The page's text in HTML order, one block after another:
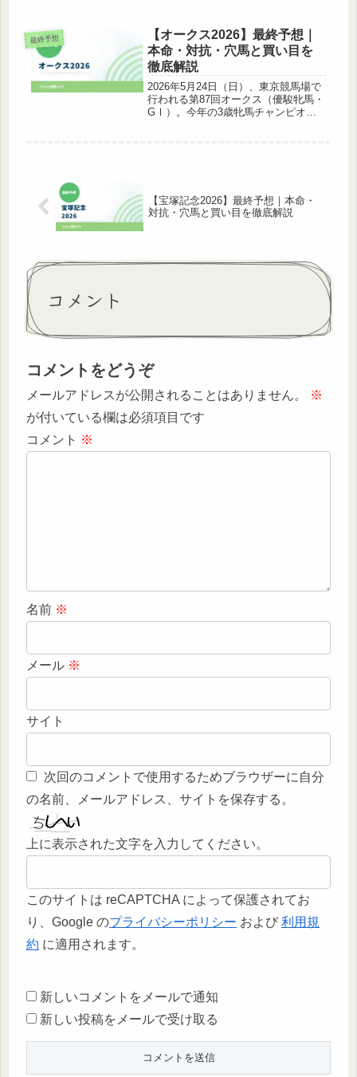
イショウタバル、有馬記念覇者ミュー
ジアムマイルら18頭の...
最終予想
【オークス2026】最終予想｜
本命・対抗・穴馬と買い目を
徹底解説
2026年5月24日（日）、東京競馬場で
行われる第87回オークス（優駿牝馬・
GⅠ）。今年の3歳牝馬チャンピオン
【宝塚記念2026】最終予想｜本命・
対抗・穴馬と買い目を徹底解説
コメント
コメントをどうぞ
メールアドレスが公開されることはありません。
※
が付いている欄は必須項目です
コメント ※
名前 ※
メール ※
サイト
次回のコメントで使用するためブラウザーに自分
の名前、メールアドレス、サイトを保存する。
上に表示された文字を入力してください。
このサイトは reCAPTCHA によって保護されてお
り、Google のプライバシーポリシー および 利用規
約 に適用されます。
新しいコメントをメールで通知
新しい投稿をメールで受け取る